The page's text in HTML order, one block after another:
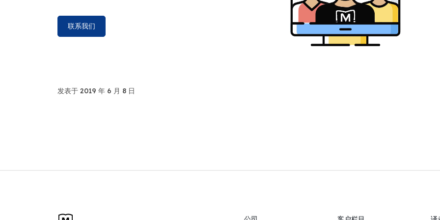
联系我们
发表于 2019 年 6 月 8 日